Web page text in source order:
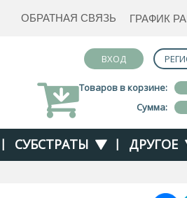
ОБРАТНАЯ СВЯЗЬ ГРАФИК
ВХОД
Товаров в корзине:
Сумма:
| СУБСТРАТЫ | ДРУГОЕ